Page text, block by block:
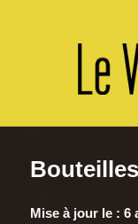
Bouteilles
Mise à jour le : 6